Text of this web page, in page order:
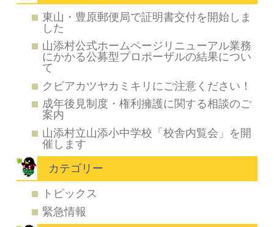
東山・豊原郵便局で証明書交付を開始しま
した
山添村公式ホームページリニューアル業務
にかかる公募型プロポーザルの結果につい
て
クビアカツヤカミキリにご注意ください！
成年後見制度・権利擁護に関する相談のご
案内
山添村立山添小中学校「校舎内覧会」を開
催します
カテゴリー
トピックス
緊急情報